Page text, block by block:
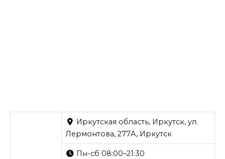
Иркутская область, Иркутск, ул.
Лермонтова, 277А, Иркутск
Пн-сб 08:00–21:30